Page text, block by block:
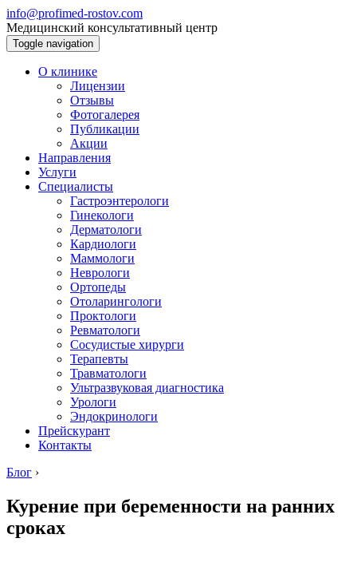
info@profimed-rostov.com
Медицинский консультативный центр
Toggle navigation
О клинике
Лицензии
Отзывы
Фотогалерея
Публикации
Акции
Направления
Услуги
Специалисты
Гастроэнтерологи
Гинекологи
Дерматологи
Кардиологи
Маммологи
Неврологи
Ортопеды
Отоларингологи
Проктологи
Ревматологи
Сосудистые хирурги
Терапевты
Травматологи
Ультразвуковая диагностика
Урологи
Эндокринологи
Прейскурант
Контакты
Блог ›
Курение при беременности на ранних
сроках